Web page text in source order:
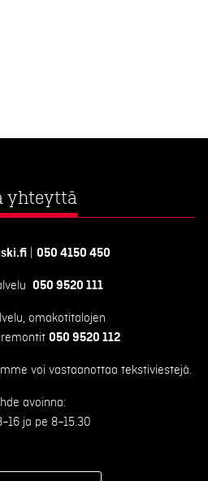
yhteyttä
050 4150 450
050 9520 111
omakotitalojen
050 9520 112
voi vastaanottaa tekstiviestejä.
avoinna:
ja pe 8–15.30